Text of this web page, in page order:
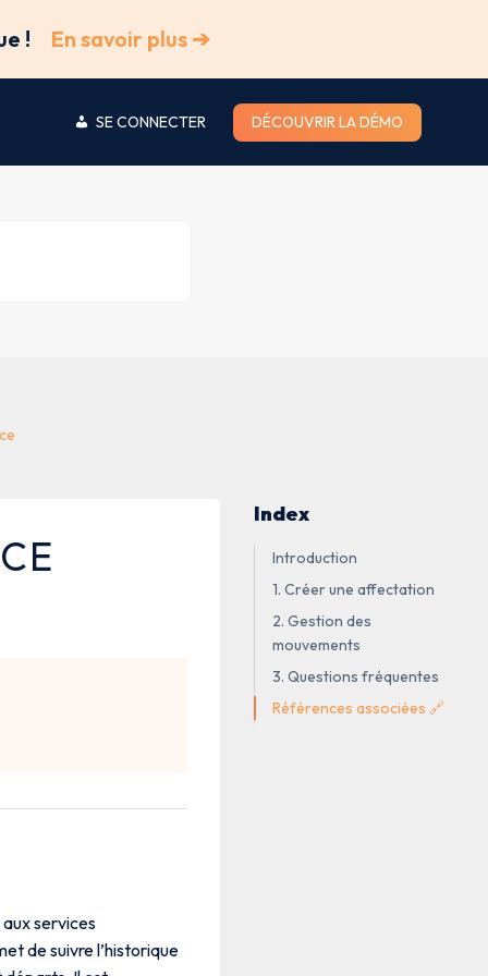
! En savoir plus ➔
SE CONNECTER DÉCOUVRIR LA DÉMO
services
de suivre l’historique
Index
Introduction
1. Créer une affectation
2. Gestion des
mouvements
3. Questions fréquentes
Références associées 🔗